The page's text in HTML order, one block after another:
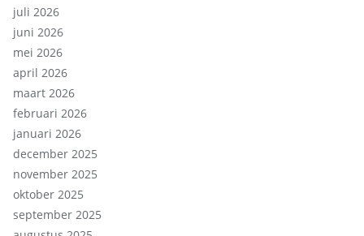
juli 2026
juni 2026
mei 2026
april 2026
maart 2026
februari 2026
januari 2026
december 2025
november 2025
oktober 2025
september 2025